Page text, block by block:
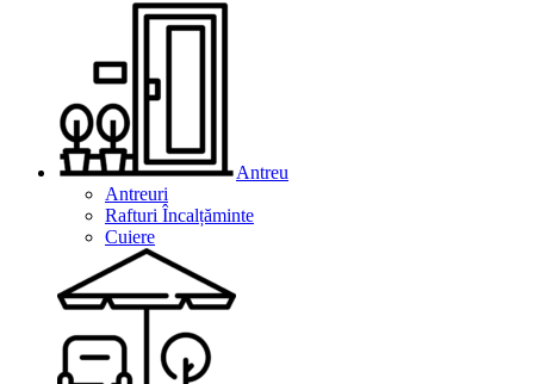
Antreu
Antreuri
Rafturi Încalțăminte
Cuiere